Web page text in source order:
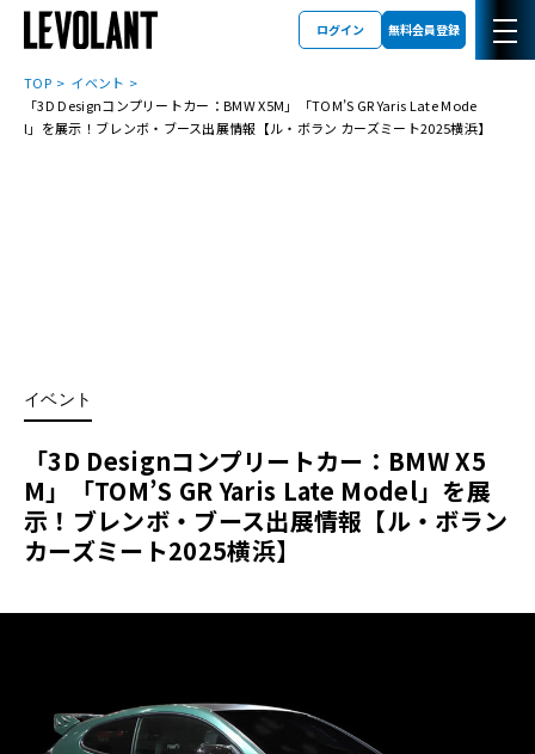
ログイン 無料会員登録
TOP
イベント
「3D Designコンプリートカー：BMW X5M」「TOM’S GR Yaris Late Mode
l」を展示！ブレンボ・ブース出展情報【ル・ボラン カーズミート2025横浜】
イベント
「3D Designコンプリートカー：BMW X5
M」「TOM’S GR Yaris Late Model」を展
示！ブレンボ・ブース出展情報【ル・ボラン
カーズミート2025横浜】